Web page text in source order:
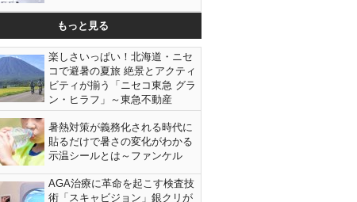
もっと見る
楽しさいっぱい！北海道・ニセ
コで避暑の夏旅 絶景とアクティ
ビティが揃う「ニセコ東急 グラ
ン・ヒラフ」～東急不動産
暑熱対策が義務化される時代に
貼るだけで暑さの変化がわかる
示温シールとは～ファンケル
AGA治療に革命を起こす検査技
術「スキャビジョン」銀クリが